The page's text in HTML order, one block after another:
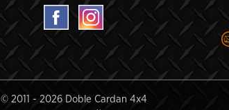
© 2011 - 2026 Doble Cardan 4x4